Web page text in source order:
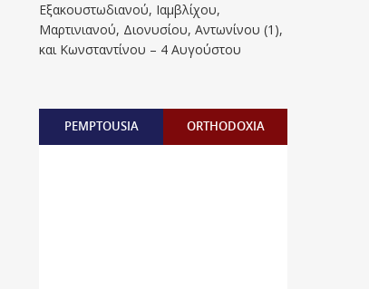
Eξακουστωδιανού, Iαμβλίχου,
Mαρτινιανού, Διονυσίου, Aντωνίνου (1),
και Kωνσταντίνου – 4 Αυγούστου
PEMPTOUSIA ORTHODOXIA